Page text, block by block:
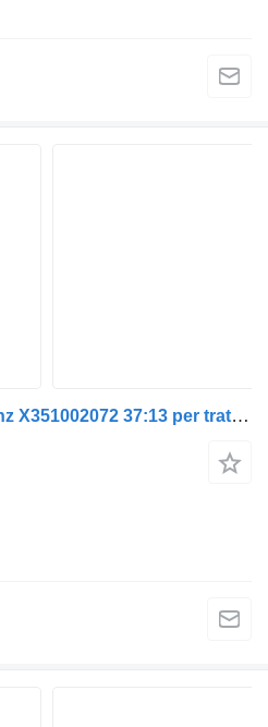
Differenziale Daimler-Benz X351002072 37:13 per trattore stradale Mercedes-Benz Actros euro 6 2014>2021